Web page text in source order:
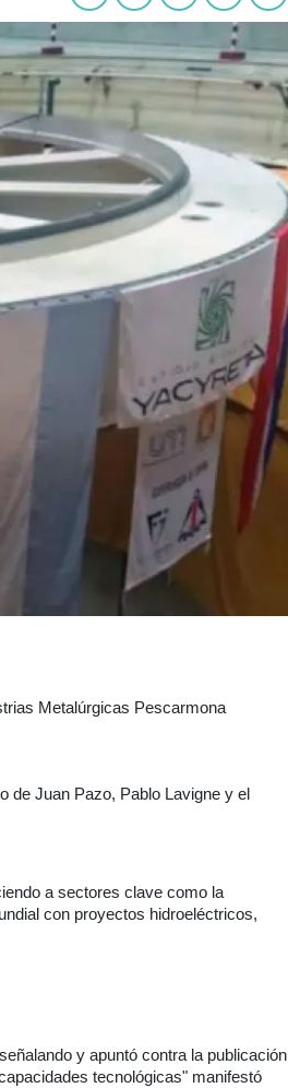
Metalúrgicas Pescarmona
de Juan Pazo, Pablo Lavigne y el
a sectores clave como la
con proyectos hidroeléctricos,
y apuntó contra la publicación
tecnológicas" manifestó